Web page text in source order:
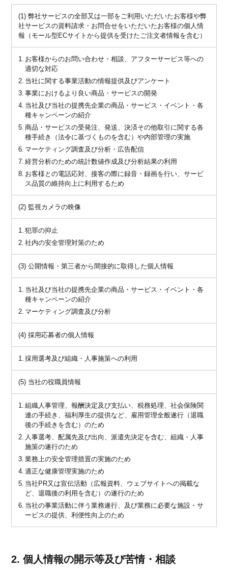
(1) 弊社サービスの全部又は一部をご利用いただいたお客様や弊
社サービスの資料請求・お問合せをいただいたお客様の個人情
報（モール型ECサイトから提供を受けたご注文者情報を含む）
お客様からのお問い合わせ・相談、アフターサービス等への
適切な対応
当社に関する事業活動の情報提供及びアンケート
事業におけるより良い商品・サービスの開発
当社及び当社の提携先企業の商品・サービス・イベント・各
種キャンペーンの紹介
商品・サービスの受発注、発送、決済その他取引に関する各
種手続き（法令に基づくものを含む）や内部管理の実施
マーケティング調査及び分析・広告配信
経営分析のための統計数値作成及び分析結果の利用
お客様との電話応対、接客の際に録音・録画を行い、サービ
ス品質の維持向上に利用するため
(2) 監視カメラの映像
犯罪の抑止
社内の安全管理対策のため
(3) 公開情報・第三者から間接的に取得した個人情報
当社及び当社の提携先企業の商品・サービス・イベント・各
種キャンペーンの紹介
マーケティング調査及び分析
(4) 採用応募者の個人情報
採用選考及び組織・人事施策への利用
(5) 当社の役職員情報
組織人事管理、報酬決定及び支払い、税務処理、社会保険関
連の手続き、福利厚生の提供など、雇用管理全般遂行（退職
後の手続きを含む）のため
人事選考、配属先及び出向、派遣先決定を含む、組織・人事
施策の遂行のため
業務上の安全管理措置の実施のため
適正な健康管理実施のため
当社PR又は宣伝活動（広報資料、ウェブサイトへの掲載な
ど、退職後の利用を含む）の遂行のため
当社の事業活動に伴う業務遂行、及び業務に必要な施設・サ
ービスの提供、利便性向上のため
2. 個人情報の開示等及び苦情・相談